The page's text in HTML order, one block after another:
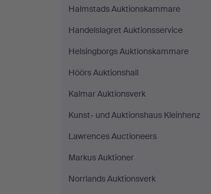
Halmstads Auktionskammare
Handelslagret Auktionsservice
Helsingborgs Auktionskammare
Höörs Auktionshall
Kalmar Auktionsverk
Kunst- und Auktionshaus Kleinhenz
Lawrences Auctioneers
Markus Auktioner
Norrlands Auktionsverk